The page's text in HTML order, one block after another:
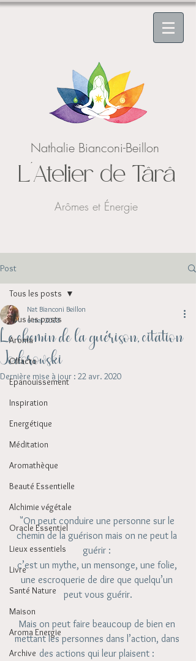
Nathalie Bianconi-Beillon
L'Atelier de Târâ
Arômes et Énergie
Post
Tous les posts
Aroma
Olfacto
Epanouissement
Inspiration
Energétique
Méditation
Aromathèque
Beauté Essentielle
Alchimie végétale
Oracle Essentiel
Lieux essentiels
Livre
Santé Nature
Maison
Aroma Energie
Archive
Tous les posts
Le chemin de la guérison, citation
Jodorowski
Nat Bianconi Beillon
6 mai 2018
Dernière mise à jour : 22 avr. 2020
"On peut conduire une personne sur le
chemin de la guérison mais on ne peut la
guérir :
c’est un mythe, un mensonge, une folie,
une escroquerie de dire que quelqu’un
peut vous guérir.
Mais on peut faire beaucoup de bien en
mettant les personnes dans l’action, dans
des actions qui leur plaisent :